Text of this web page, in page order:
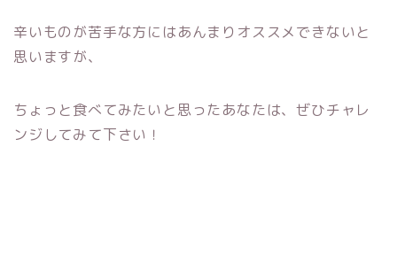
辛いものが苦手な方にはあんまりオススメできないと
思いますが、
ちょっと食べてみたいと思ったあなたは、ぜひチャレ
ンジしてみて下さい！